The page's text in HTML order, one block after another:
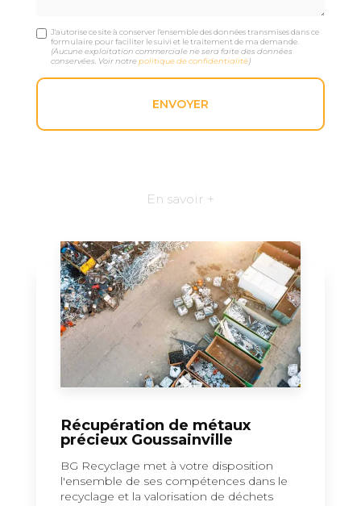
J'autorise ce site à conserver l'ensemble des données transmises dans ce
formulaire pour faciliter le suivi et le traitement de ma demande.
(Aucune exploitation commerciale ne sera faite des données
conservées. Voir notrepolitique de confidentialité)
En savoir +
Récupération de métaux
précieux Goussainville
BG Recyclage met à votre disposition
l'ensemble de ses compétences dans le
recyclage et la valorisation de déchets